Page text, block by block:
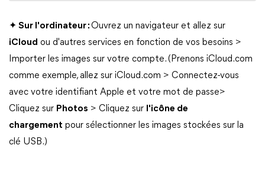
✦ Sur l'ordinateur :Ouvrez un navigateur et allez sur
iCloud ou d'autres services en fonction de vos besoins >
Importer les images sur votre compte. (Prenons iCloud.com
comme exemple, allez sur iCloud.com > Connectez-vous
avec votre identifiant Apple et votre mot de passe>
Cliquez sur Photos > Cliquez sur l'icône de
chargement pour sélectionner les images stockées sur la
clé USB.)